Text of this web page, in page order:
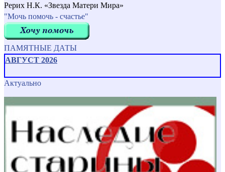
Рерих Н.К. «Звезда Матери Мира»
"Мочь помочь - счастье"
ПАМЯТНЫЕ ДАТЫ
АВГУСТ 2026
Актуально